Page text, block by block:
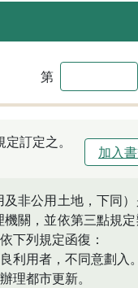
第
訂定之。
加入
非公用土地，下同
關，並依第三點規定
下列規定函復：
利用者，不同意劃入。
理都市更新。